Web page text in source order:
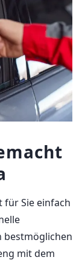
für Sie einfach
bestmöglichen
mit dem